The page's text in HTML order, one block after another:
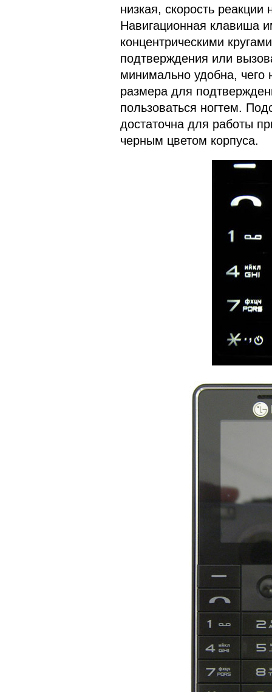
низкая, скорость
Навигационная клавиша
концентрическими
подтверждения или
минимально удобна, чего
размера для
пользоваться ногтем.
достаточна для работы
черным цветом корпуса.